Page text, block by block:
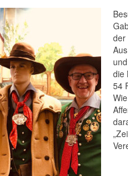
der
die
54